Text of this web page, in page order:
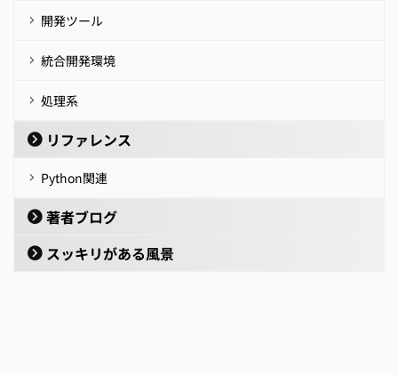
開発ツール
統合開発環境
処理系
リファレンス
Python関連
著者ブログ
スッキリがある風景